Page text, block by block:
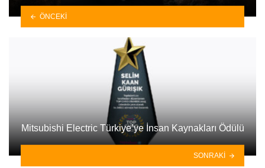
ÖNCEKI
Mitsubishi Electric Türkiye’ye İnsan Kaynakları Ödülü
SONRAKI